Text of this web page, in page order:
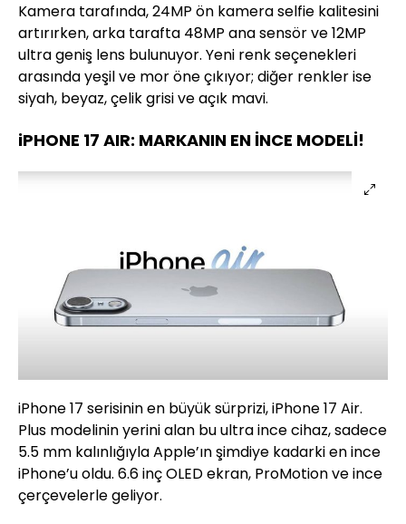
Kamera tarafında, 24MP ön kamera selfie kalitesini
artırırken, arka tarafta 48MP ana sensör ve 12MP
ultra geniş lens bulunuyor. Yeni renk seçenekleri
arasında yeşil ve mor öne çıkıyor; diğer renkler ise
siyah, beyaz, çelik grisi ve açık mavi.
iPHONE 17 AIR: MARKANIN EN İNCE MODELİ!
iPhone 17 serisinin en büyük sürprizi, iPhone 17 Air.
Plus modelinin yerini alan bu ultra ince cihaz, sadece
5.5 mm kalınlığıyla Apple’ın şimdiye kadarki en ince
iPhone’u oldu. 6.6 inç OLED ekran, ProMotion ve ince
çerçevelerle geliyor.